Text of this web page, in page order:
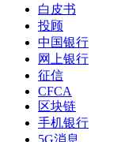
白皮书
投顾
中国银行
网上银行
征信
CFCA
区块链
手机银行
5G消息